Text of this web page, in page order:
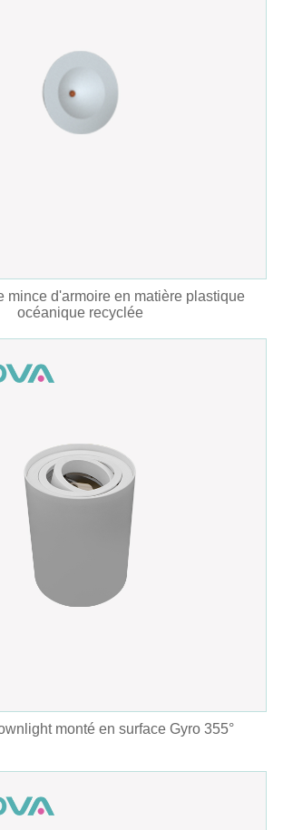
mince d'armoire en matière plastique
océanique recyclée
monté en surface Gyro 355°